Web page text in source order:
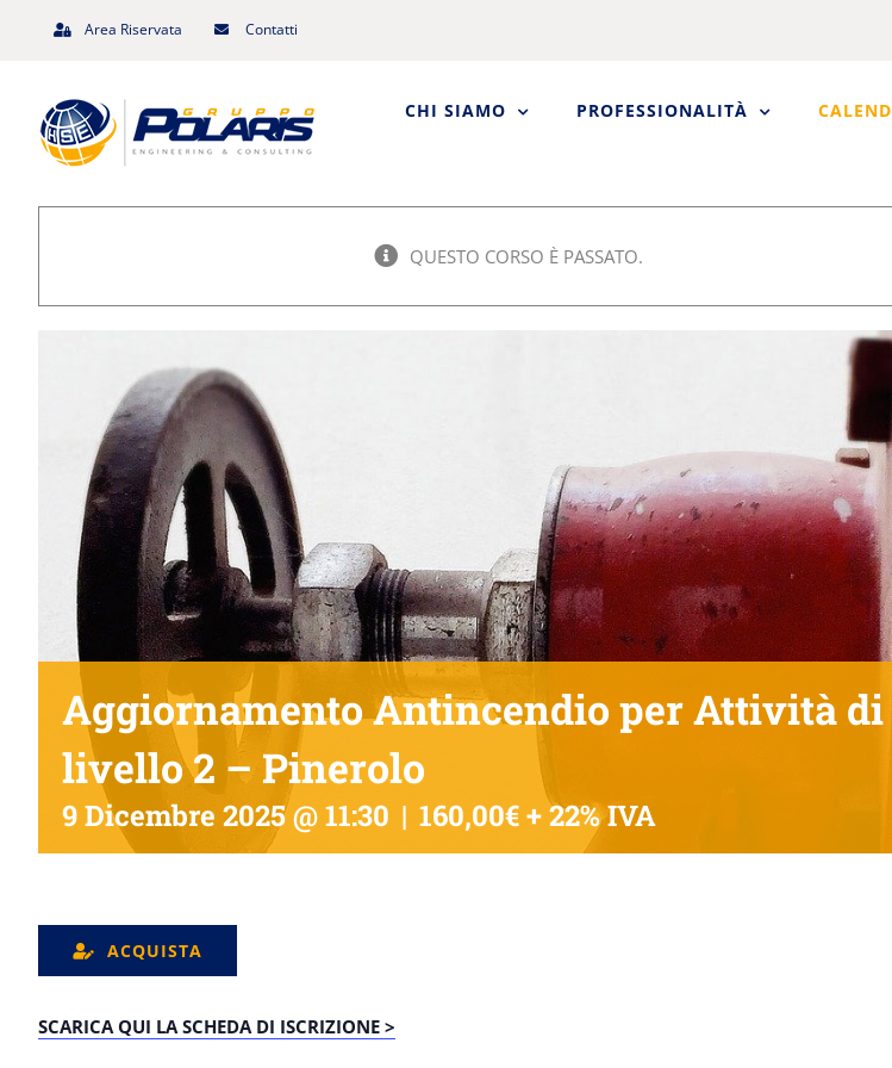
contenuto
Area Riservata Contatti
CHI SIAMO PROFESSIONALITÀ
QUESTO CORSO È PASSATO.
Aggiornamento Antincendio per Attività di
livello 2 – Pinerolo
9 Dicembre 2025 @ 11:30 | 160,00€ + 22% IVA
ACQUISTA
SCARICA QUI LA SCHEDA DI ISCRIZIONE >